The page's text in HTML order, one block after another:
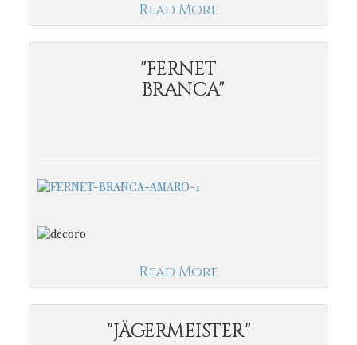
Read More
"FERNET
BRANCA"
Read More
"JÄGERMEISTER"